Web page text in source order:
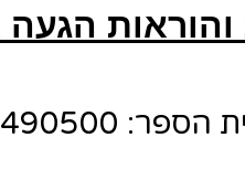
הגעה
4490500